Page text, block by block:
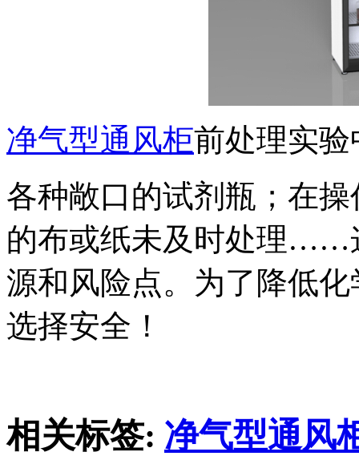
净气型通风柜前处理实
各种敞口的试剂瓶；在
的布或纸未及时处理……
源和风险点。为了降低
选择安全！
相关标签: 净气型通风